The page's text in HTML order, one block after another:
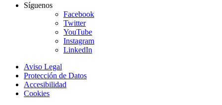
Síguenos
Facebook
Twitter
YouTube
Instagram
LinkedIn
Aviso Legal
Protección de Datos
Accesibilidad
Cookies